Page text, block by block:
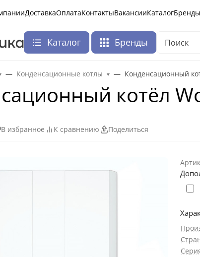
ДоставкаОплатаКонтактыВакансииКаталогБренды
Каталог Бренды
Конденсационные котлы Конденсационный
котёл
В избранное К сравнению Поделиться